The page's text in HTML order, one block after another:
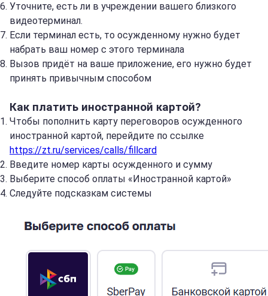
Уточните, есть ли в учреждении вашего близкого
видеотерминал.
Если терминал есть, то осужденному нужно будет
набрать ваш номер с этого терминала
Вызов придёт на ваше приложение, его нужно будет
принять привычным способом
Как платить иностранной картой?
Чтобы пополнить карту переговоров осужденного
иностранной картой, перейдите по ссылке
https://zt.ru/services/calls/fillcard
Введите номер карты осужденного и сумму
Выберите способ оплаты «Иностранной картой»
Следуйте подсказкам системы